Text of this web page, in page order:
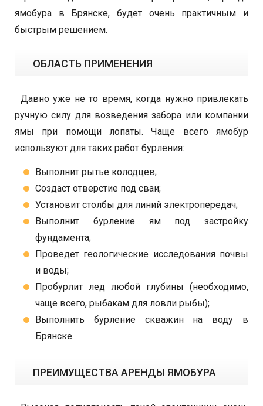
ямобура в Брянске, будет очень практичным и
быстрым решением.
ОБЛАСТЬ ПРИМЕНЕНИЯ
Давно уже не то время, когда нужно привлекать
ручную силу для возведения забора или компании
ямы при помощи лопаты. Чаще всего ямобур
используют для таких работ бурления:
Выполнит рытье колодцев;
Создаст отверстие под сваи;
Установит столбы для линий электропередач;
Выполнит бурление ям под застройку
фундамента;
Проведет геологические исследования почвы
и воды;
Пробурлит лед любой глубины (необходимо,
чаще всего, рыбакам для ловли рыбы);
Выполнить бурление скважин на воду в
Брянске.
ПРЕИМУЩЕСТВА АРЕНДЫ ЯМОБУРА